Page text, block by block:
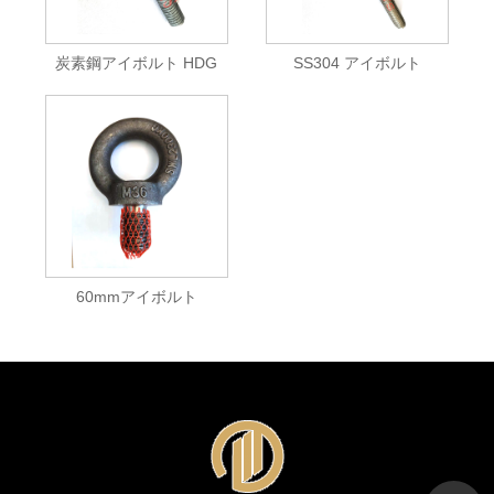
炭素鋼アイボルト HDG SS304 アイボルト
60mmアイボルト